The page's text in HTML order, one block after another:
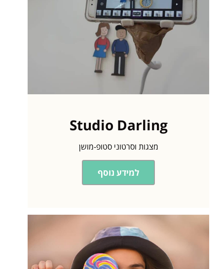
Studio Darling
מצגות וסרטוני סטופ-מושן
למידע נוסף